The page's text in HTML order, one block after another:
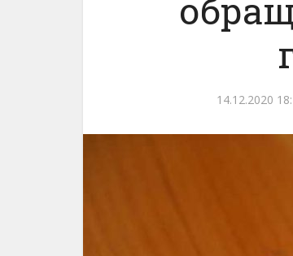
14.12.2020